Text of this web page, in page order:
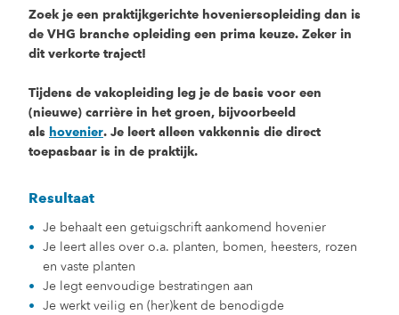
Zoek je een praktijkgerichte hoveniersopleiding dan is
de VHG branche opleiding een prima keuze. Zeker in
dit verkorte traject!
Tijdens de vakopleiding leg je de basis voor een
(nieuwe) carrière in het groen, bijvoorbeeld
als hovenier. Je leert alleen vakkennis die direct
toepasbaar is in de praktijk.
Resultaat
Je behaalt een getuigschrift aankomend hovenier
Je leert alles over o.a. planten, bomen, heesters, rozen
en vaste planten
Je legt eenvoudige bestratingen aan
Je werkt veilig en (her)kent de benodigde